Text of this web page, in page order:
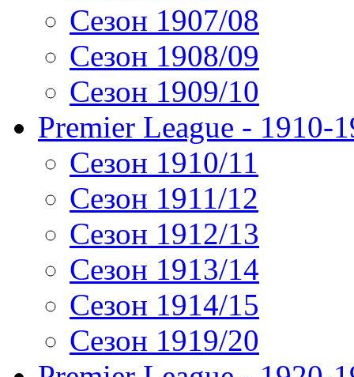
Сезон 1907/08
Сезон 1908/09
Сезон 1909/10
Premier League - 1910-
Сезон 1910/11
Сезон 1911/12
Сезон 1912/13
Сезон 1913/14
Сезон 1914/15
Сезон 1919/20